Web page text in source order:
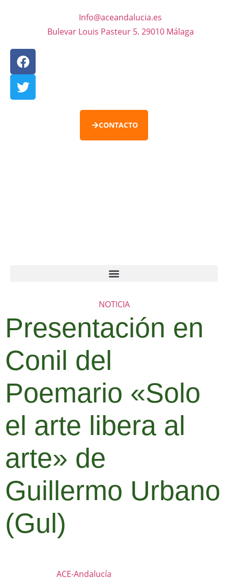
Info@aceandalucia.es
Bulevar Louis Pasteur 5. 29010 Málaga
CONTACTO
NOTICIA
Presentación en
Conil del
Poemario «Solo
el arte libera al
arte» de
Guillermo Urbano
(Gul)
ACE-Andalucía